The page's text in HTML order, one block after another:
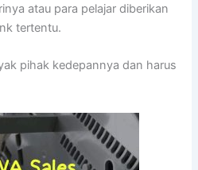
atau para pelajar diberikan
tertentu.
pihak kedepannya dan harus